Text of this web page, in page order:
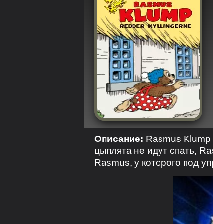
Описание: Rasmus
цыплята не идут спать,
Rasmus, у которого под